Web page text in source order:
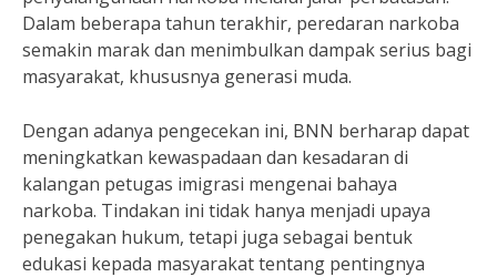
Dalam beberapa tahun terakhir, peredaran narkoba
semakin marak dan menimbulkan dampak serius bagi
masyarakat, khususnya generasi muda.
Dengan adanya pengecekan ini, BNN berharap dapat
meningkatkan kewaspadaan dan kesadaran di
kalangan petugas imigrasi mengenai bahaya
narkoba. Tindakan ini tidak hanya menjadi upaya
penegakan hukum, tetapi juga sebagai bentuk
edukasi kepada masyarakat tentang pentingnya